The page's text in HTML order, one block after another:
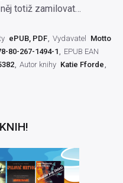
totiž zamilovat…
ePUB, PDF Vydavatel Motto
80-267-1494-1
EPUB EAN
Autor knihy Katie Fforde